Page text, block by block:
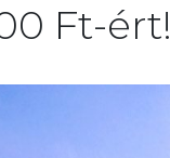
Ft-ért!